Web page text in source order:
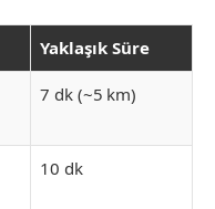
Yaklaşık Süre
7 dk (~5 km)
10 dk